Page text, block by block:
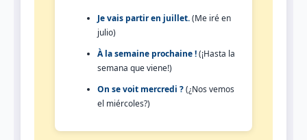
Je vais partir en juillet.(Me iré en
julio)
À la semaine prochaine !(¡Hasta la
semana que viene!)
On se voit mercredi ?(¿Nos vemos
el miércoles?)